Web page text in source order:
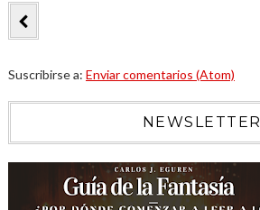
Suscribirse a: Enviar comentarios (Atom)
NEWSLETTER